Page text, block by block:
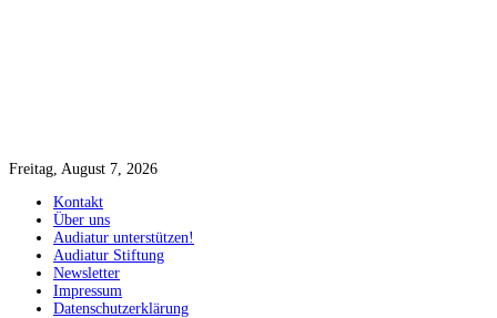
Freitag, August 7, 2026
Kontakt
Über uns
Audiatur unterstützen!
Audiatur Stiftung
Newsletter
Impressum
Datenschutzerklärung